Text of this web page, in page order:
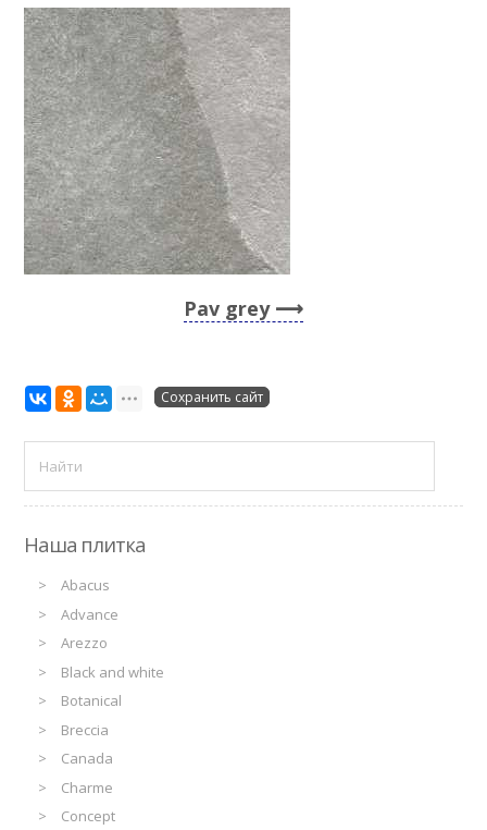
Pav grey
Сохранить сайт
Наша плитка
Abacus
Advance
Arezzo
Black and white
Botanical
Breccia
Canada
Charme
Concept